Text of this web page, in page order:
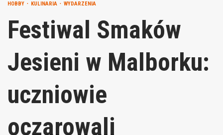
HOBBY KULINARIA WYDARZENIA
Festiwal Smaków
Jesieni w Malborku:
uczniowie
oczarowali